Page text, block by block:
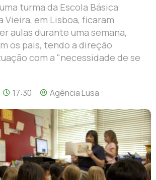
turma da Escola Básica
Vieira, em Lisboa, ficaram
aulas durante uma semana,
os pais, tendo a direção
com a "necessidade de se
17:30 Agência Lusa